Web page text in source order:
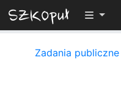
Zadania publiczne